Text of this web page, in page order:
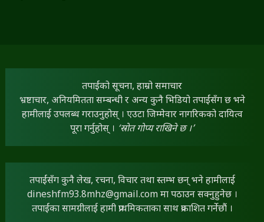
तपाईंको सूचना, हाम्रो समाचार
भ्रष्टाचार, अनियमितता सम्बन्धी र अन्य कुनै भिडियो तपाईंसँग छ भने
हामीलाई उपलब्ध गराउनुहोस् । एउटा जिम्मेवार नागरिकको दायित्व
पूरा गर्नुहोस् । ‘स्रोत गोप्य राखिने छ ।’
तपाईंसँग कुनै लेख, रचना, विचार तथा स्तम्भ छन् भने हामीलाई
dineshfm93.8mhz@gmail.comमा पठाउन सक्नुहुनेछ ।
तपाईंका सामग्रीलाई हामी प्राथमिकताका साथ प्रकाशित गर्नेछौं ।